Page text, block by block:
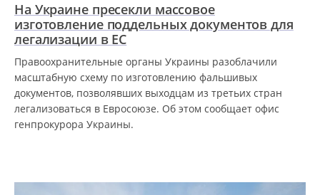
На Украине пресекли массовое
изготовление поддельных документов для
легализации в ЕС
Правоохранительные органы Украины разоблачили
масштабную схему по изготовлению фальшивых
документов, позволявших выходцам из третьих стран
легализоваться в Евросоюзе. Об этом сообщает офис
генпрокурора Украины.